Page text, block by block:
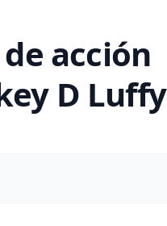
acción
D Luffy